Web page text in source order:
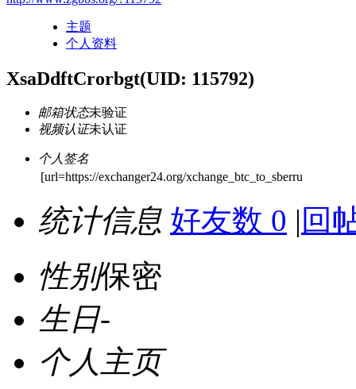
主题
个人资料
XsaDdftCrorbgt(UID: 115792)
邮箱状态未验证
视频认证未认证
个人签名
[url=https://exchanger24.org/xchange_btc_to_sberru
统计信息 好友数 0 | 回
性别保密
生日-
个人主页